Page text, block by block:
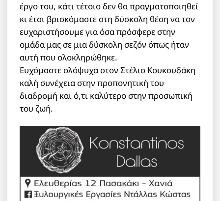
έργο του, κάτι τέτοιο δεν θα πραγματοποιηθεί
κι έτσι βρισκόμαστε στη δύσκολη θέση να τον
ευχαριστήσουμε για όσα πρόσφερε στην
ομάδα μας σε μια δύσκολη σεζόν όπως ήταν
αυτή που ολοκληρώθηκε.
Ευχόμαστε ολόψυχα στον Στέλιο Κουκουδάκη
καλή συνέχεια στην προπονητική του
διαδρομή και ό,τι καλύτερο στην προσωπική
του ζωή.